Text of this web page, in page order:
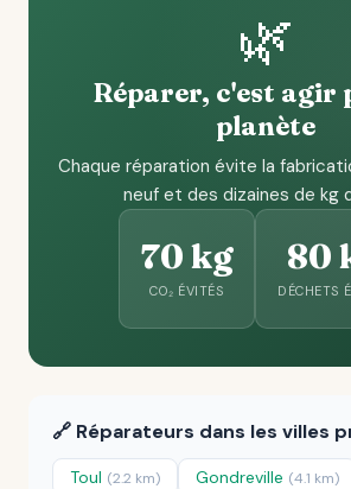
🌿
Réparer, c'est agir
planète
Chaque réparation évite la
neuf et des dizaines de kg
70 kg
CO₂ ÉVITÉS
80
DÉCHETS
🔗 Réparateurs dans les villes
Toul (2.2 km) Gondreville (4.1 km)